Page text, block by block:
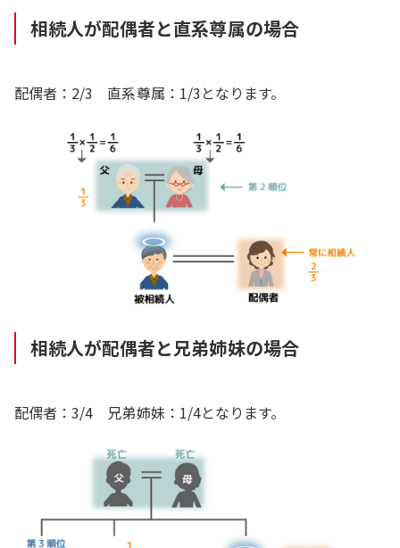
相続人が配偶者と直系尊属の場合
配偶者：2/3 直系尊属：1/3となります。
相続人が配偶者と兄弟姉妹の場合
配偶者：3/4 兄弟姉妹：1/4となります。